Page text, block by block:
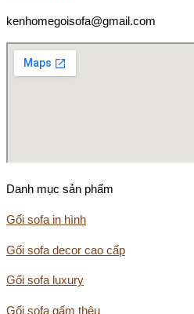
kenhomegoisofa@gmail.com
Danh mục sản phẩm
Gối sofa in hình
Gối sofa decor cao cấp
Gối sofa luxury
Gối sofa gấm thêu